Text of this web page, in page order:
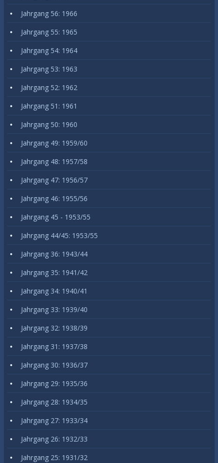
Jahrgang 56: 1966
Jahrgang 55: 1965
Jahrgang 54: 1964
Jahrgang 53: 1963
Jahrgang 52: 1962
Jahrgang 51: 1961
Jahrgang 50: 1960
Jahrgang 49: 1959/60
Jahrgang 48: 1957/58
Jahrgang 47: 1956/57
Jahrgang 46: 1955/56
Jahrgang 45 - 1953/55
Jahrgang 44/45: 1953/55
Jahrgang 36: 1943/44
Jahrgang 35: 1941/42
Jahrgang 34: 1940/41
Jahrgang 33: 1939/40
Jahrgang 32: 1938/39
Jahrgang 31: 1937/38
Jahrgang 30: 1936/37
Jahrgang 29: 1935/36
Jahrgang 28: 1934/35
Jahrgang 27: 1933/34
Jahrgang 26: 1932/33
Jahrgang 25: 1931/32